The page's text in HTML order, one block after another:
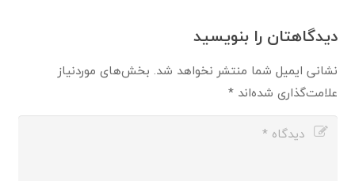
دیدگاهتان را بنویسید
نشانی ایمیل شما منتشر نخواهد شد. بخش‌های موردنیاز
علامت‌گذاری شده‌اند*